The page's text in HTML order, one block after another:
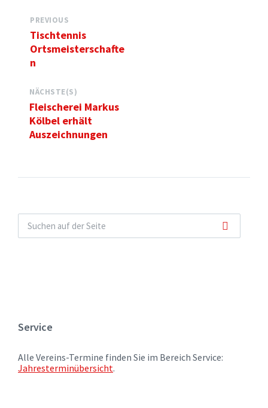
PREVIOUS
Tischtennis
Ortsmeisterschafte
n
NÄCHSTE(S)
Fleischerei Markus
Kölbel erhält
Auszeichnungen
Service
Alle Vereins-Termine finden Sie im Bereich Service:
Jahresterminübersicht.